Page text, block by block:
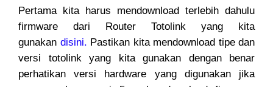
Pertama kita harus mendownload terlebih dahulu
firmware dari Router Totolink yang kita
gunakan disini. Pastikan kita mendownload tipe dan
versi totolink yang kita gunakan dengan benar
perhatikan versi hardware yang digunakan jika